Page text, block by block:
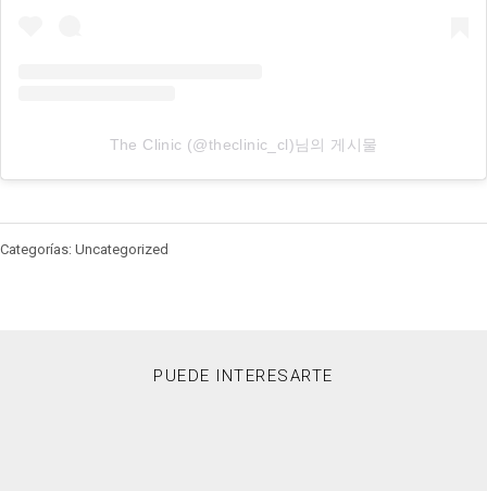
The Clinic (@theclinic_cl)님의 게시물
Categorías: Uncategorized
PUEDE INTERESARTE